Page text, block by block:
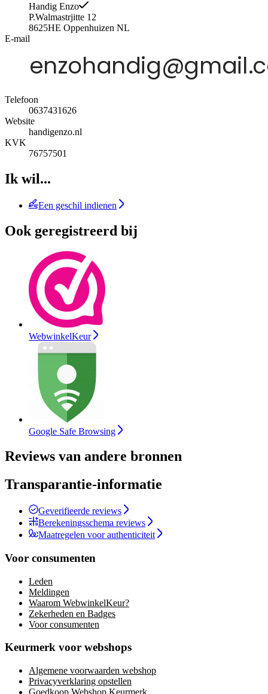
Handig Enzo
P.Walmastrjitte 12
8625HE Oppenhuizen NL
E-mail
Telefoon
0637431626
Website
handigenzo.nl
KVK
76757501
Ik wil...
Een geschil indienen
Ook geregistreerd bij
WebwinkelKeur
Google Safe Browsing
Reviews van andere bronnen
Transparantie-informatie
Geverifieerde reviews
Berekeningsschema reviews
Maatregelen voor authenticiteit
Voor consumenten
Leden
Meldingen
Waarom WebwinkelKeur?
Zekerheden en Badges
Voor consumenten
Keurmerk voor webshops
Algemene voorwaarden webshop
Privacyverklaring opstellen
Goedkoop Webshop Keurmerk